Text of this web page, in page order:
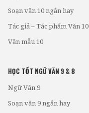
Soạn văn 10 ngắn hay
Tác giả – Tác phẩm Văn 10
Văn mẫu 10
HỌC TỐT NGỮ VĂN 9 & 8
Ngữ Văn 9
Soạn văn 9 ngắn hay